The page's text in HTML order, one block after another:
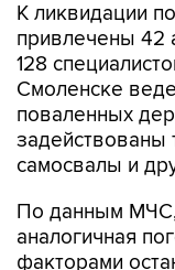
К ликвидации
привлечены 42
128
Смоленске
поваленных
задействованы
самосвалы и
По данным МЧС,
аналогичная
факторами